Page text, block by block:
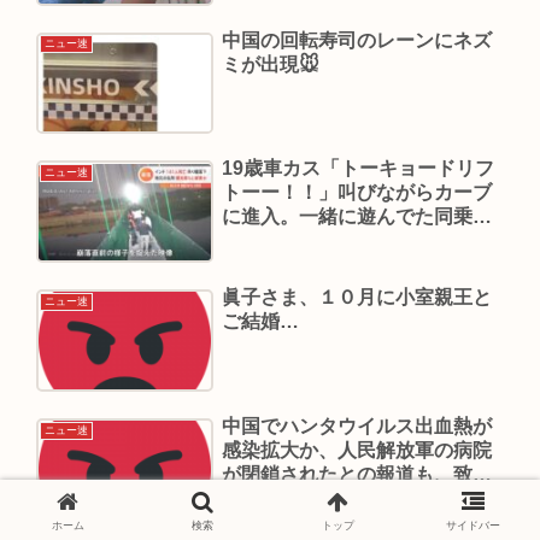
ニュー速
中国の回転寿司のレーンにネズ
ミが出現🐭
ニュー速
19歳車カス「トーキョードリフ
トーー！！」叫びながらカーブ
に進入。一緒に遊んでた同乗者
ニュー速
眞子さま、１０月に小室親王と
ご結婚…
ニュー速
中国でハンタウイルス出血熱が
感染拡大か、人民解放軍の病院
が閉鎖されたとの報道も、致死
ホーム 検索 トップ サイドバー